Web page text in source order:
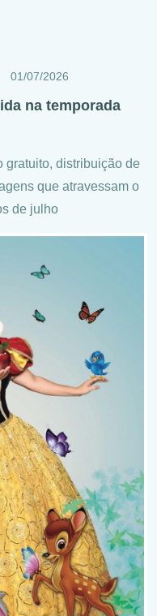
01/07/2026
na temporada
gratuito, distribuição de
que atravessam o
de julho